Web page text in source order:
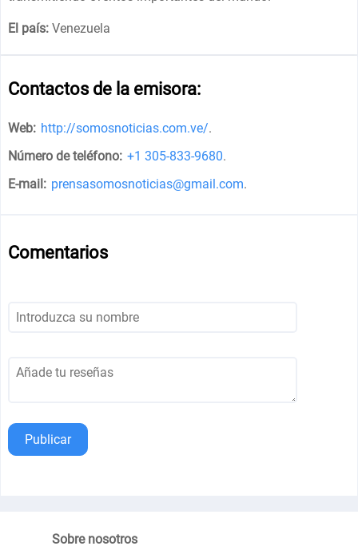
El país: Venezuela
Contactos de la emisora:
Web: http://somosnoticias.com.ve/.
Número de teléfono: +1 305-833-9680.
E-mail: prensasomosnoticias@gmail.com.
Comentarios
Publicar
Sobre nosotros